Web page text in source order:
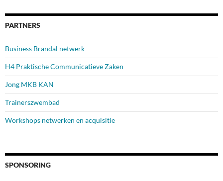
PARTNERS
Business Brandal netwerk
H4 Praktische Communicatieve Zaken
Jong MKB KAN
Trainerszwembad
Workshops netwerken en acquisitie
SPONSORING